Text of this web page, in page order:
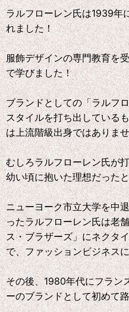
ラルフローレン氏は1939年
れました！
服飾デザインの専門教育を
で学びました！
ブランドとしての「ラルフ
スタイルを打ち出している
は上流階級出身ではありま
むしろラルフローレン氏が
幼い頃に抱いた理想だった
ニューヨーク市立大学を中
ったラルフローレン氏は老
ス・ブラザーズ」にネクタ
で、ファッションビジネス
その後、1980年代にフラン
ーのブランドとして初めて